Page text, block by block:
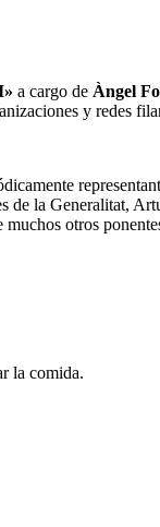
a cargo de Àngel
y redes
de la Generalitat,
otros
la comida.